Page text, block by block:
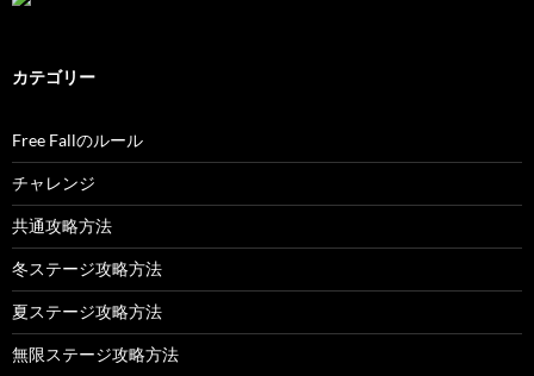
カテゴリー
Free Fallのルール
チャレンジ
共通攻略方法
冬ステージ攻略方法
夏ステージ攻略方法
無限ステージ攻略方法